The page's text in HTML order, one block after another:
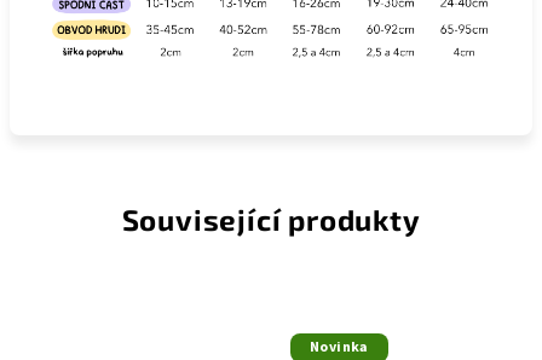
Související produkty
Novinka